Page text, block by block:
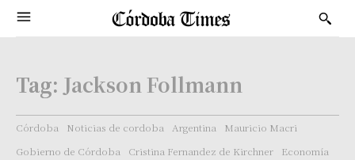
Tag: Jackson Follmann
Córdoba Noticias de cordoba Argentina
Mauricio Macri
Gobierno de Córdoba
Cristina Fernandez de Kirchner
Economía